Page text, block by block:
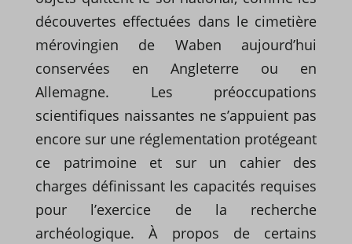
découvertes effectuées dans le cimetière
mérovingien de Waben aujourd’hui
conservées en Angleterre ou en
Allemagne. Les préoccupations
scientifiques naissantes ne s’appuient pas
encore sur une réglementation protégeant
ce patrimoine et sur un cahier des
charges définissant les capacités requises
pour l’exercice de la recherche
archéologique. À propos de certains